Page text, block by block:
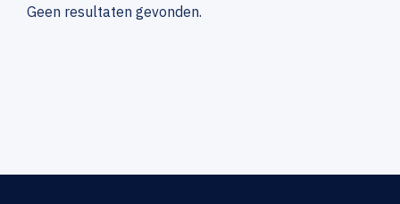
Geen resultaten gevonden.